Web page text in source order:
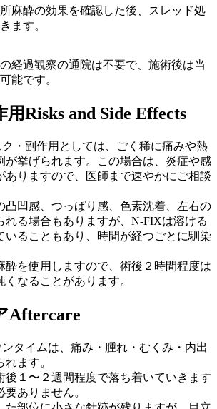
麻酔の効果を確認した後、スレッド処
ます。
経過観察の通院は不要で、施術後は当
能です。
用Risks and Side Effects
・副作用としては、ごく稀に痛みや熱
が挙げられます。この場合は、炎症や感
ありますので、医師まで速やかにご相談
凸凹感、つっぱり感、色素沈着、左右の
れる場合もありますが、N-FIXは溶ける
いることもあり、時間が経つごとに馴染
酔を使用しますので、術後２時間程度は
なることがあります。
Aftercare
タイムは、痛み・腫れ・むくみ・内出
ます。
後１〜２週間程度で落ち着いていきます
ありません。